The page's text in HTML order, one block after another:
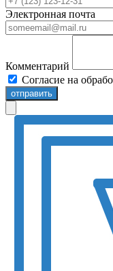
Электронная почта
Комментарий
Согласие на
отправить